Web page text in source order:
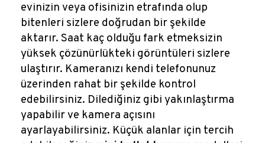
evinizin veya ofisinizin etrafında olup
bitenleri sizlere doğrudan bir şekilde
aktarır. Saat kaç olduğu fark etmeksizin
yüksek çözünürlükteki görüntüleri sizlere
ulaştırır. Kameranızı kendi telefonunuz
üzerinden rahat bir şekilde kontrol
edebilirsiniz. Dilediğiniz gibi yakınlaştırma
yapabilir ve kamera açısını
ayarlayabilirsiniz. Küçük alanlar için tercih